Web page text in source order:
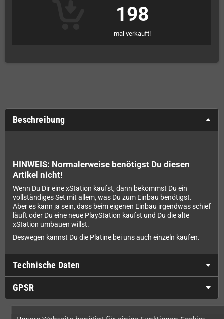
198
mal verkauft!
Beschreibung
HINWEIS: Normalerweise benötigst Du diesen
Artikel nicht!
Wenn Du Dir eine xStation kaufst, dann bekommst Du ein
vollständiges Set mit allem, was Du zum Einbau benötigst.
Aber es kann ja sein, dass beim eigenen Einbau irgendwas schief
läuft oder Du eine neue PlayStation kaufst und Du die alte
xStation umbauen willst.
Deswegen kannst Du die Platine bei uns auch einzeln kaufen.
Technische Daten
GPSR